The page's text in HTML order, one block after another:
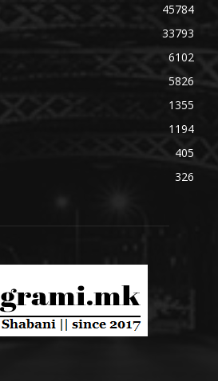
45784
33793
6102
5826
1355
1194
405
326